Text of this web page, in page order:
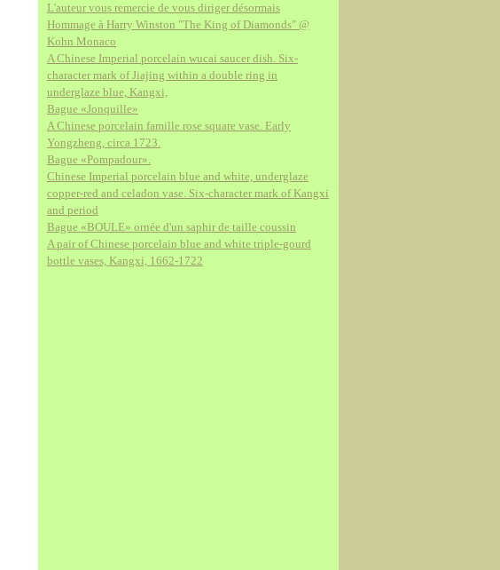
L'auteur vous remercie de vous diriger désormais
Hommage à Harry Winston "The King of Diamonds" @
Kohn Monaco
A Chinese Imperial porcelain wucai saucer dish. Six-
character mark of Jiajing within a double ring in
underglaze blue, Kangxi,
Bague «Jonquille»
A Chinese porcelain famille rose square vase. Early
Yongzheng, circa 1723.
Bague «Pompadour».
Chinese Imperial porcelain blue and white, underglaze
copper-red and celadon vase. Six-character mark of Kangxi
and period
Bague «BOULE» ornée d'un saphir de taille coussin
A pair of Chinese porcelain blue and white triple-gourd
bottle vases, Kangxi, 1662-1722